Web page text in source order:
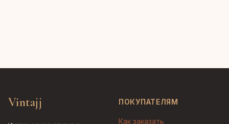
Vintajj ПОКУПАТЕЛЯМ
Как заказать